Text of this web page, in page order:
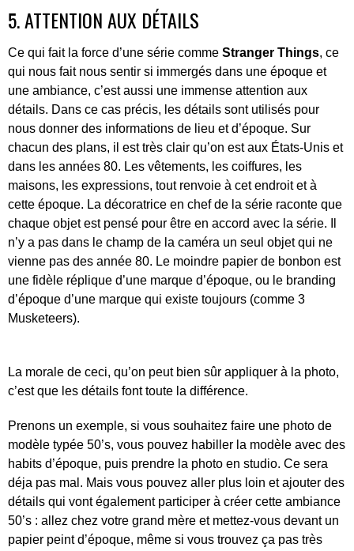
5. ATTENTION AUX DÉTAILS
Ce qui fait la force d’une série comme Stranger Things, ce
qui nous fait nous sentir si immergés dans une époque et
une ambiance, c’est aussi une immense attention aux
détails. Dans ce cas précis, les détails sont utilisés pour
nous donner des informations de lieu et d’époque. Sur
chacun des plans, il est très clair qu’on est aux États-Unis et
dans les années 80. Les vêtements, les coiffures, les
maisons, les expressions, tout renvoie à cet endroit et à
cette époque. La décoratrice en chef de la série raconte que
chaque objet est pensé pour être en accord avec la série. Il
n’y a pas dans le champ de la caméra un seul objet qui ne
vienne pas des année 80. Le moindre papier de bonbon est
une fidèle réplique d’une marque d’époque, ou le branding
d’époque d’une marque qui existe toujours (comme 3
Musketeers).
La morale de ceci, qu’on peut bien sûr appliquer à la photo,
c’est que les détails font toute la différence.
Prenons un exemple, si vous souhaitez faire une photo de
modèle typée 50’s, vous pouvez habiller la modèle avec des
habits d’époque, puis prendre la photo en studio. Ce sera
déja pas mal. Mais vous pouvez aller plus loin et ajouter des
détails qui vont également participer à créer cette ambiance
50’s : allez chez votre grand mère et mettez-vous devant un
papier peint d’époque, même si vous trouvez ça pas très